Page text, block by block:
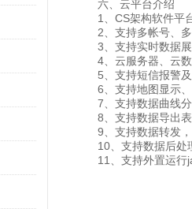
六、云平台介绍
1、CS架构软件平台
2、支持多帐号、多
3、支持实时数据展
4、云服务器、云数
5、支持短信报警及
6、支持地图显示、
7、支持数据曲线
8、支持数据导出表
9、支持数据转发，
10、支持数据后处
11、支持外置运行